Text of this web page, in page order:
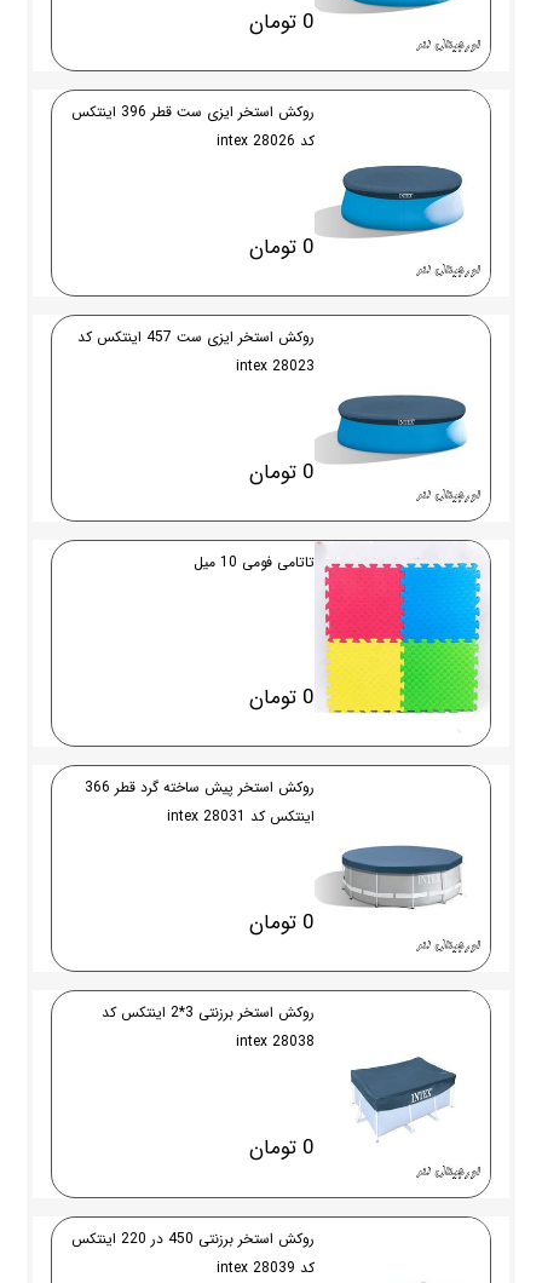
0 تومان
روکش استخر ایزی ست قطر 396 اینتکس
کد 28026 intex
0 تومان
روکش استخر ایزی ست 457 اینتکس کد
28023 intex
0 تومان
تاتامی فومی 10 میل
0 تومان
روکش استخر پیش ساخته گرد قطر 366
اینتکس کد 28031 intex
0 تومان
روکش استخر برزنتی 3*2 اینتکس کد
28038 intex
0 تومان
روکش استخر برزنتی 450 در 220 اینتکس
کد 28039 intex